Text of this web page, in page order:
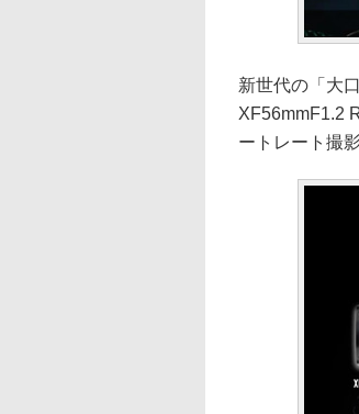
新世代の「大
XF56mmF1.2
ートレート撮